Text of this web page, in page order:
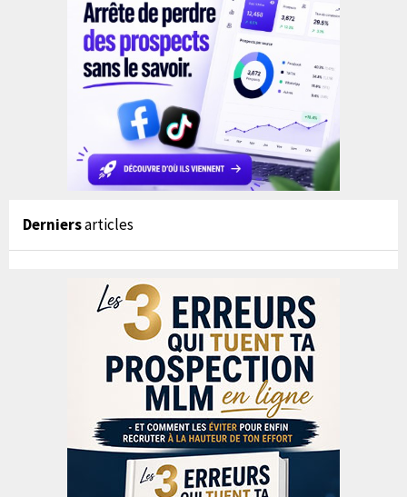
Derniersarticles